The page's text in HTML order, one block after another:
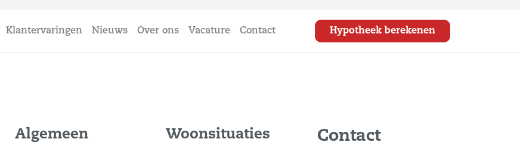
Klantervaringen Nieuws Over ons Vacature Contact Hypotheek berekenen
Algemeen Woonsituaties Contact